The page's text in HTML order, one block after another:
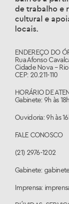
de trabalho e
cultural e
locais.
ENDEREÇO DO
Rua Afonso
Cidade Nova –
CEP: 20.211-110
HORÁRIO DE
Gabinete: 9h às 18h
Ouvidoria: 9h às
FALE CONOSCO
(21) 2976-1202
Gabinete:
Imprensa: